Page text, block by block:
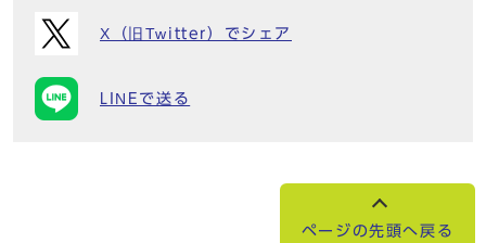
X（旧Twitter）でシェア
LINEで送る
ページの先頭へ戻る